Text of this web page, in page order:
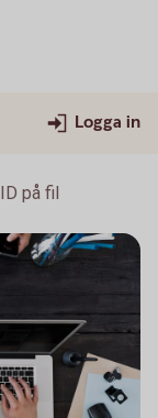
Logga in
på fil